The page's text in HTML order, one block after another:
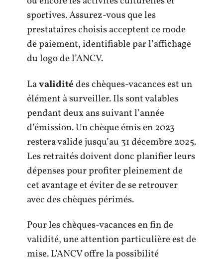
sportives. Assurez-vous que les
prestataires choisis acceptent ce mode
de paiement, identifiable par l’affichage
du logo de l’ANCV.
Lavaliditédes chèques-vacances est un
élément à surveiller. Ils sont valables
pendant deux ans suivant l’année
d’émission. Un chèque émis en 2023
restera valide jusqu’au 31 décembre 2025.
Les retraités doivent donc planifier leurs
dépenses pour profiter pleinement de
cet avantage et éviter de se retrouver
avec des chèques périmés.
Pour les chèques-vacances en fin de
validité, une attention particulière est de
mise. L’ANCV offre la possibilité